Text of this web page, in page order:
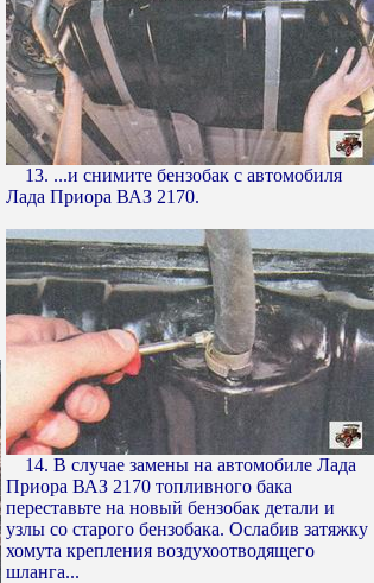
13. ...и снимите бензобак с автомобиля
Лада Приора ВАЗ 2170.
14. В случае замены на автомобиле Лада
Приора ВАЗ 2170 топливного бака
переставьте на новый бензобак детали и
узлы со старого бензобака. Ослабив затяжку
хомута крепления воздухоотводящего
шланга...